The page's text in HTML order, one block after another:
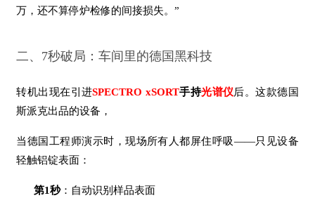
万，还不算停炉检修的间接损失。”
二、7秒破局：车间里的德国黑科技
转机出现在引进SPECTRO xSORT手持光谱仪后。这款德国
斯派克出品的设备，
当德国工程师演示时，现场所有人都屏住呼吸——只见设备
轻触铝锭表面：
第1秒：自动识别样品表面